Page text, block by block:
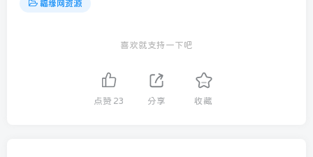
福缘网资源
喜欢就支持一下吧
点赞 23 分享 收藏